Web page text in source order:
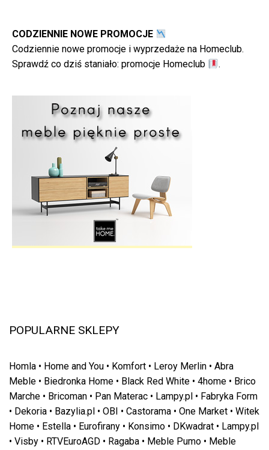
CODZIENNIE NOWE PROMOCJE
Codziennie nowe promocje i wyprzedaże na Homeclub.
Sprawdź co dziś staniało: promocje Homeclub .
POPULARNE SKLEPY
Homla • Home and You • Komfort • Leroy Merlin • Abra
Meble • Biedronka Home • Black Red White • 4home • Brico
Marche • Bricoman • Pan Materac • Lampy.pl • Fabryka Form
• Dekoria • Bazylia.pl • OBI • Castorama • One Market • Witek
Home • Estella • Eurofirany • Konsimo • DKwadrat • Lampy.pl
• Visby • RTVEuroAGD • Ragaba • Meble Pumo • Meble